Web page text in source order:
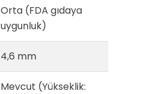
Orta (FDA gıdaya
uygunluk)
4,6 mm
Mevcut (Yükseklik: